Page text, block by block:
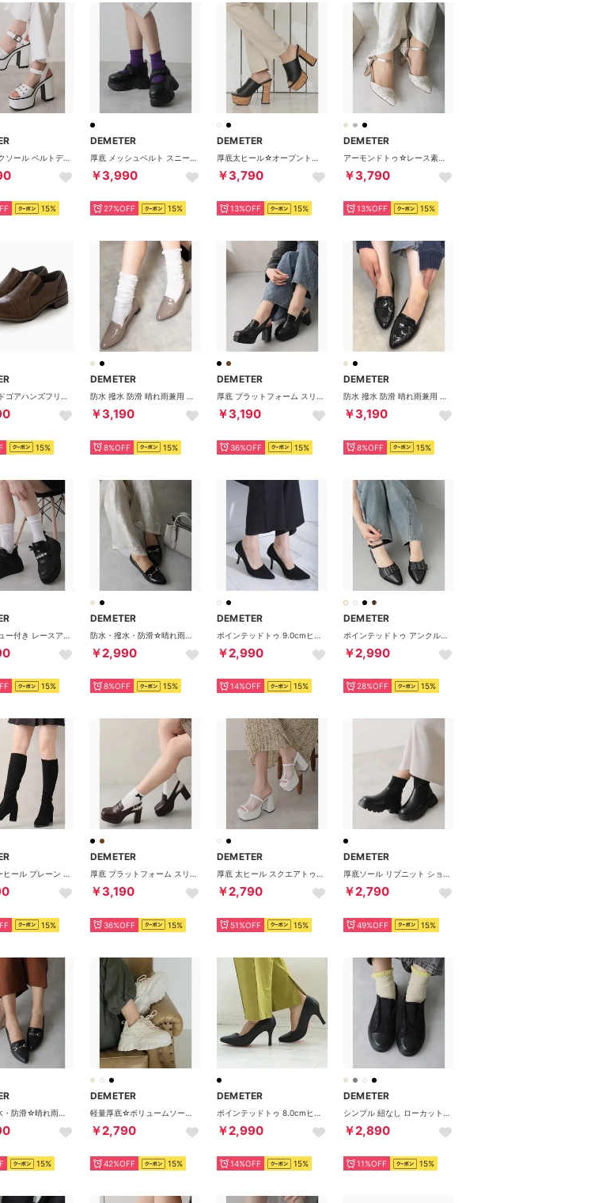
厚底 タンクソール ベルトデザイン アンクルストラップサンダル （ホワイト）
15%
DEMETER
￥3,990
27%OFF 15%
DEMETER
￥3,790
13%OFF 15%
DEMETER
￥3,790
13%OFF 15%
15%
DEMETER
￥3,190
8%OFF 15%
DEMETER
￥3,190
36%OFF 15%
DEMETER
￥3,190
8%OFF 15%
15%
DEMETER
￥2,990
8%OFF 15%
DEMETER
￥2,990
14%OFF 15%
DEMETER
￥2,990
28%OFF 15%
15%
DEMETER
￥3,190
36%OFF 15%
DEMETER
￥2,790
51%OFF 15%
DEMETER
￥2,790
49%OFF 15%
15%
DEMETER
￥2,790
42%OFF 15%
DEMETER
￥2,990
14%OFF 15%
DEMETER
￥2,890
11%OFF 15%